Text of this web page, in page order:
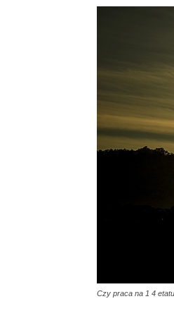
Czy praca na 1 4